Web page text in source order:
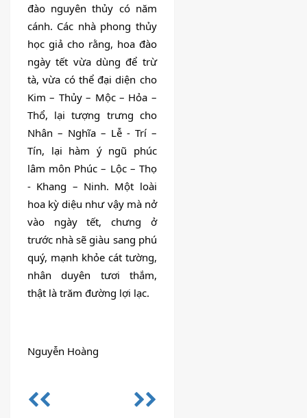
đào nguyên thủy có năm
cánh. Các nhà phong thủy
học giả cho rằng, hoa đào
ngày tết vừa dùng để trừ
tà, vừa có thể đại diện cho
Kim – Thủy – Mộc – Hỏa –
Thổ, lại tượng trưng cho
Nhân – Nghĩa – Lễ - Trí –
Tín, lại hàm ý ngũ phúc
lâm môn Phúc – Lộc – Thọ
- Khang – Ninh. Một loài
hoa kỳ diệu như vậy mà nở
vào ngày tết, chưng ở
trước nhà sẽ giàu sang phú
quý, mạnh khỏe cát tường,
nhân duyên tươi thắm,
thật là trăm đường lợi lạc.
Nguyễn Hoàng